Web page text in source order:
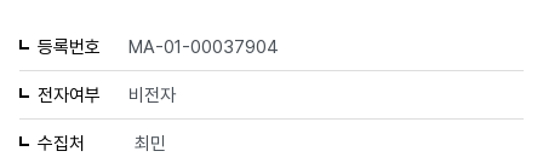
등록번호 MA-01-00037904
전자여부 비전자
수집처 최민